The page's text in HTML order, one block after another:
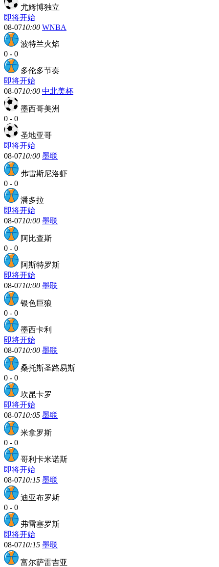
尤姆博独立
即将开始
08-0710:00 WNBA
波特兰火焰
0 - 0
多伦多节奏
即将开始
08-0710:00 中北美杯
墨西哥美洲
0 - 0
圣地亚哥
即将开始
08-0710:00 墨联
弗雷斯尼洛虾
0 - 0
潘多拉
即将开始
08-0710:00 墨联
阿比查斯
0 - 0
阿斯特罗斯
即将开始
08-0710:00 墨联
银色巨狼
0 - 0
墨西卡利
即将开始
08-0710:00 墨联
桑托斯圣路易斯
0 - 0
坎昆卡罗
即将开始
08-0710:05 墨联
米拿罗斯
0 - 0
哥利卡米诺斯
即将开始
08-0710:15 墨联
迪亚布罗斯
0 - 0
弗雷塞罗斯
即将开始
08-0710:15 墨联
富尔萨雷吉亚